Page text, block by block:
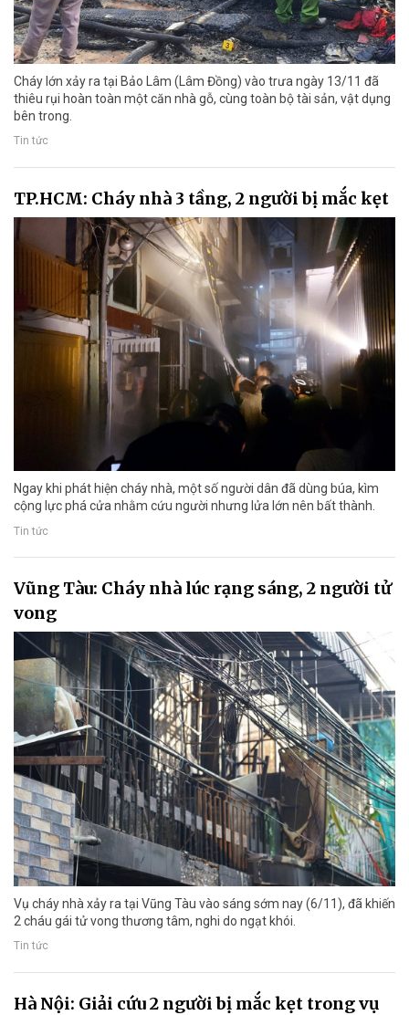
Cháy lớn xảy ra tại Bảo Lâm (Lâm Đồng) vào trưa ngày 13/11 đã
thiêu rụi hoàn toàn một căn nhà gỗ, cùng toàn bộ tài sản, vật dụng
bên trong.
Tin tức
TP.HCM: Cháy nhà 3 tầng, 2 người bị mắc kẹt
Ngay khi phát hiện cháy nhà, một số người dân đã dùng búa, kìm
cộng lực phá cửa nhằm cứu người nhưng lửa lớn nên bất thành.
Tin tức
Vũng Tàu: Cháy nhà lúc rạng sáng, 2 người tử
vong
Vụ cháy nhà xảy ra tại Vũng Tàu vào sáng sớm nay (6/11), đã khiến
2 cháu gái tử vong thương tâm, nghi do ngạt khói.
Tin tức
Hà Nội: Giải cứu 2 người bị mắc kẹt trong vụ